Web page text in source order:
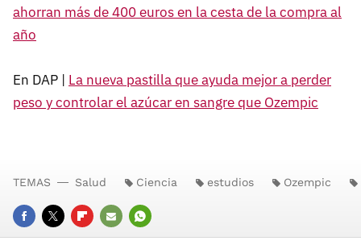
ahorran más de 400 euros en la cesta de la compra al
año
En DAP | La nueva pastilla que ayuda mejor a perder
peso y controlar el azúcar en sangre que Ozempic
FACEBOOK
TWITTERFLIPBOARD
E-
WHATSAPP
TEMAS Salud Ciencia estudios Ozempic